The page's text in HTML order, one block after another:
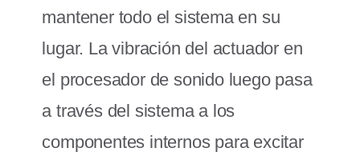
mantener todo el sistema en su
lugar. La vibración del actuador en
el procesador de sonido luego pasa
a través del sistema a los
componentes internos para excitar